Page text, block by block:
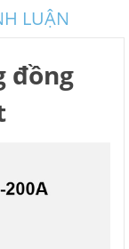
LUẬN
đồng